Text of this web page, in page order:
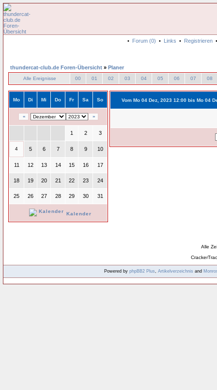
• Forum (0) • Links • Registrieren
thundercat-club.de Foren-Übersicht » Planer
Alle Ereignisse 00 01 02 03 04 05 06 07 08
Mo Di Mi Do Fr Sa So
« »
1 2 3
4 5 6 7 8 9 10
11 12 13 14 15 16 17
18 19 20 21 22 23 24
25 26 27 28 29 30 31
Kalender
Vom Mo 04 Dez, 2023 12:00 bis Mo 04
Alle
Powered by phpBB2 Plus, Artikelverzeichnis and